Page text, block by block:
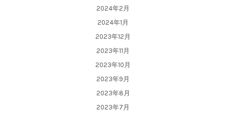
2024年2月
2024年1月
2023年12月
2023年11月
2023年10月
2023年9月
2023年8月
2023年7月